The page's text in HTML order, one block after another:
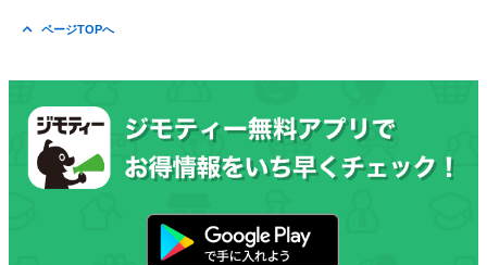
ページTOPへ